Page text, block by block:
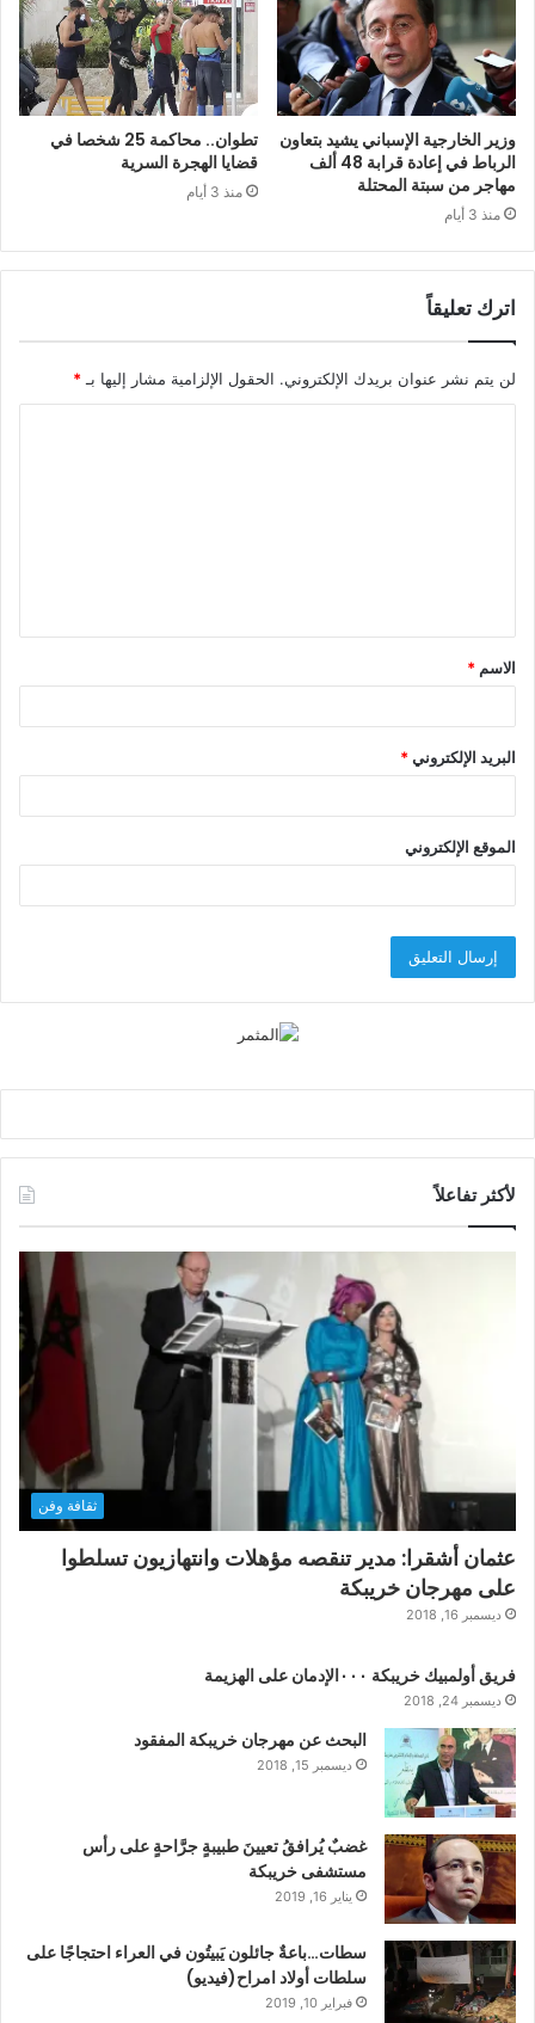
وزير الخارجية الإسباني يشيد بتعاون
الرباط في إعادة قرابة 48 ألف
مهاجر من سبتة المحتلة
منذ 3 أيام
تطوان.. محاكمة 25 شخصا في
قضايا الهجرة السرية
منذ 3 أيام
اترك تعليقاً
لن يتم نشر عنوان بريدك الإلكتروني. الحقول الإلزامية مشار إليها بـ *
ق
*
الاسم *
البريد الإلكتروني*
الموقع الإلكتروني
لأكثر تفاعلاً
ثقافة وفن
عثمان أشقرا: مدير تنقصه مؤهلات وانتهازيون تسلطوا
على مهرجان خريبكة
ديسمبر 16, 2018
فريق أولمبيك خريبكة ٠٠٠الإدمان على الهزيمة
ديسمبر 24, 2018
البحث عن مهرجان خريبكة المفقود
ديسمبر 15, 2018
غضبٌ يُرافقُ تعيينَ طبيبةٍ جرَّاحةٍ على رأس
مستشفى خريبكة
يناير 16, 2019
سطات…باعةٌ جائلون يَبيتُون في العراء احتجاجًا على
سلطات أولاد امراح(فيديو)
فبراير 10, 2019